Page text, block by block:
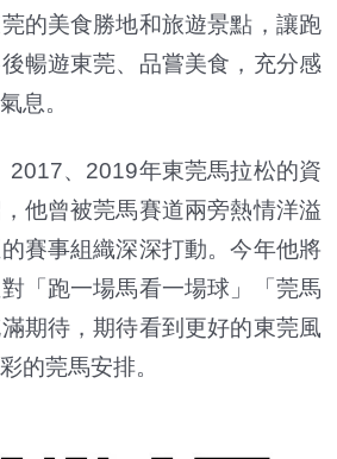
的美食勝地和旅遊景點，讓跑
暢遊東莞、品嘗美食，充分感
息。
、2019年東莞馬拉松的資
他曾被莞馬賽道兩旁熱情洋溢
賽事組織深深打動。今年他將
「跑一場馬看一場球」「莞馬
期待，期待看到更好的東莞風
的莞馬安排。